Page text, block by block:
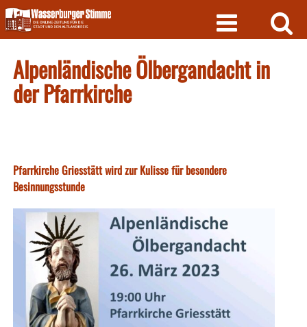
Skip
to
content
Alpenländische Ölbergandacht in
der Pfarrkirche
Pfarrkirche Griesstätt wird zur Kulisse für besondere
Besinnungsstunde